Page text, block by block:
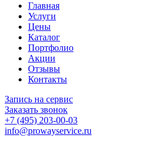
Главная
Услуги
Цены
Каталог
Портфолио
Акции
Отзывы
Контакты
Запись на сервис
Заказать звонок
+7 (495) 203-00-03
info@prowayservice.ru